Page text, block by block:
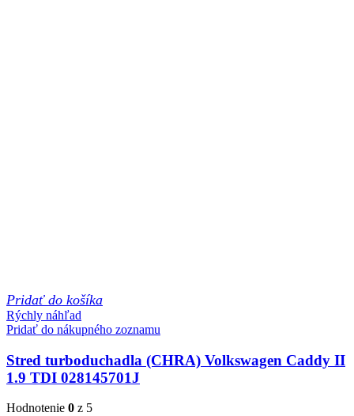
Pridať do košíka
Rýchly náhľad
Pridať do nákupného zoznamu
Stred turboduchadla (CHRA) Volkswagen Caddy II
1.9 TDI 028145701J
Hodnotenie 0 z 5